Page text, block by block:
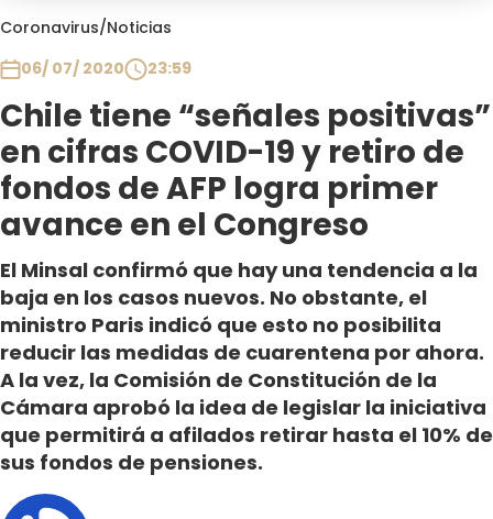
Coronavirus/Noticias
06/ 07/ 2020
23:59
Chile tiene “señales positivas”
en cifras COVID-19 y retiro de
fondos de AFP logra primer
avance en el Congreso
El Minsal confirmó que hay una tendencia a la
baja en los casos nuevos. No obstante, el
ministro Paris indicó que esto no posibilita
reducir las medidas de cuarentena por ahora.
A la vez, la Comisión de Constitución de la
Cámara aprobó la idea de legislar la iniciativa
que permitirá a afilados retirar hasta el 10% de
sus fondos de pensiones.
Club De La Comedia
Plan Perfecto
El Tiempo
Sabingo
Todos Los Programas